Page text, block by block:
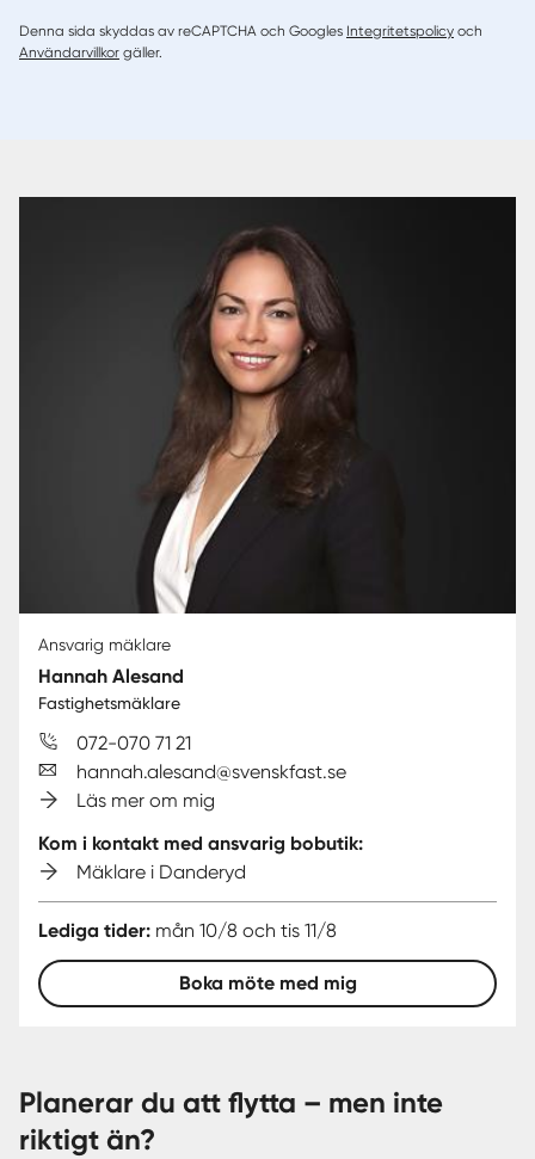
Denna sida skyddas av reCAPTCHA och Googles Integritetspolicy och
Användarvillkor gäller.
Ansvarig mäklare
Hannah Alesand
Fastighetsmäklare
072-070 71 21
hannah.alesand@svenskfast.se
Läs mer om mig
Kom i kontakt med ansvarig bobutik:
Mäklare i Danderyd
Lediga tider: mån 10/8 och tis 11/8
Boka möte med mig
Planerar du att flytta – men inte
riktigt än?